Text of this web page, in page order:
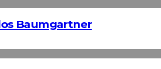
Baumgartner